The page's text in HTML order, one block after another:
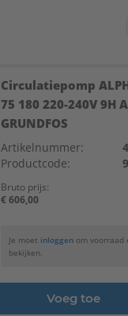
Circulatiepomp
75 180 220-240V 9H
GRUNDFOS
Artikelnummer:
Productcode:
Bruto prijs:
€ 606,00
Je moet inloggen om voorraad
bekijken.
Voeg toe